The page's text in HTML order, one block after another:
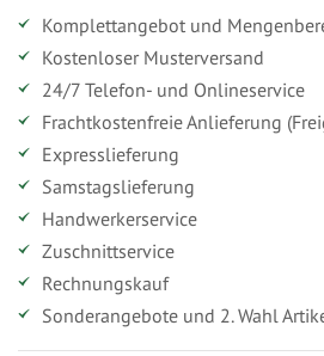
Komplettangebot und
Kostenloser Musterversand
24/7 Telefon- und Onlineservice
Frachtkostenfreie Anlieferung
Expresslieferung
Samstagslieferung
Handwerkerservice
Zuschnittservice
Rechnungskauf
Sonderangebote und 2. Wahl